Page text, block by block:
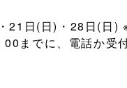
21日(日)・28日(日)
までに、電話か受